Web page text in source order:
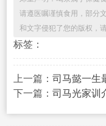
请遵医嘱谨慎食用，部分
和文字侵犯了您的版权，
标签：
上一篇： 司马懿一生
下一篇： 司马光家训